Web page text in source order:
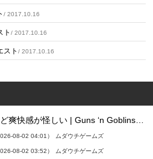
/ 2017.10.16
ト / 2017.10.16
スト / 2017.10.16
08-02 04:01） ムダウチゲームズ
08-02 03:52） ムダウチゲームズ